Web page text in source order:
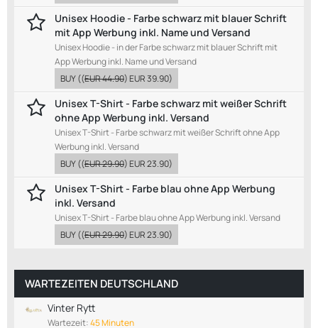
Unisex Hoodie - Farbe schwarz mit blauer Schrift
mit App Werbung inkl. Name und Versand
Unisex Hoodie - in der Farbe schwarz mit blauer Schrift mit
App Werbung inkl. Name und Versand
BUY((EUR 44.90)EUR 39.90)
Unisex T-Shirt - Farbe schwarz mit weißer Schrift
ohne App Werbung inkl. Versand
Unisex T-Shirt - Farbe schwarz mit weißer Schrift ohne App
Werbung inkl. Versand
BUY((EUR 29.90)EUR 23.90)
Unisex T-Shirt - Farbe blau ohne App Werbung
inkl. Versand
Unisex T-Shirt - Farbe blau ohne App Werbung inkl. Versand
BUY((EUR 29.90)EUR 23.90)
WARTEZEITEN DEUTSCHLAND
Vinter Rytt
Wartezeit:45 Minuten